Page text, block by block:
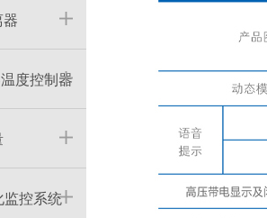
度控制器
控系统